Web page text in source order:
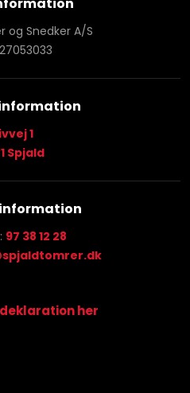
og Snedker A/S
1
Spjald
97 38 12 28
her​